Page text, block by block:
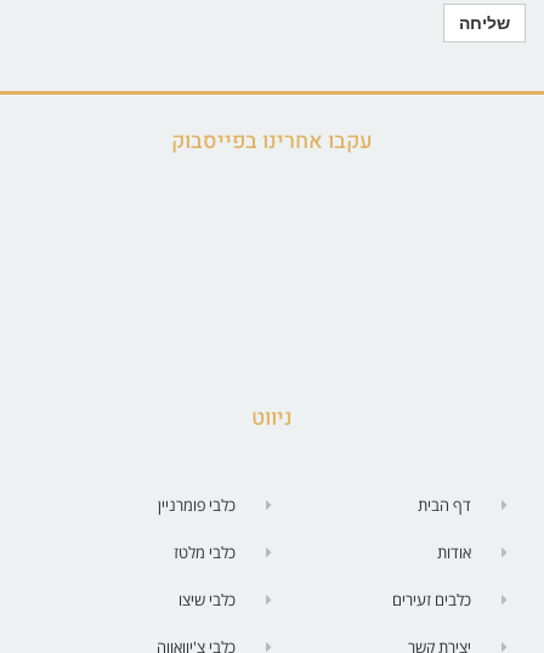
עקבו אחרינו בפייסבוק
ניווט
דף הבית
אודות
כלבים זעירים
יצירת קשר
כלבי פומרניין
כלבי מלטז
כלבי שיצו
כלבי צ'יוואווה